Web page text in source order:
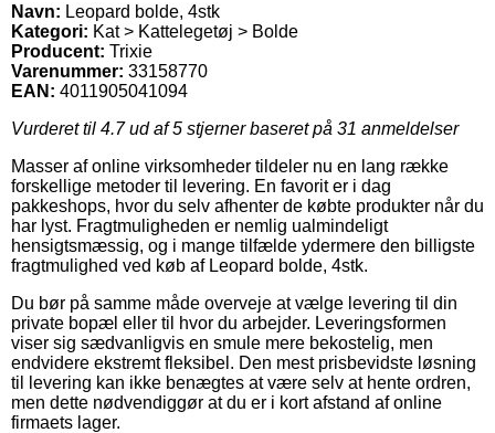
Navn: Leopard bolde, 4stk
Kategori: Kat > Kattelegetøj > Bolde
Producent: Trixie
Varenummer: 33158770
EAN: 4011905041094
Vurderet til 4.7ud af 5 stjerner baseret på 31 anmeldelser
Masser af online virksomheder tildeler nu en lang række
forskellige metoder til levering. En favorit er i dag
pakkeshops, hvor du selv afhenter de købte produkter når du
har lyst. Fragtmuligheden er nemlig ualmindeligt
hensigtsmæssig, og i mange tilfælde ydermere den billigste
fragtmulighed ved køb af Leopard bolde, 4stk.
Du bør på samme måde overveje at vælge levering til din
private bopæl eller til hvor du arbejder. Leveringsformen
viser sig sædvanligvis en smule mere bekostelig, men
endvidere ekstremt fleksibel. Den mest prisbevidste løsning
til levering kan ikke benægtes at være selv at hente ordren,
men dette nødvendiggør at du er i kort afstand af online
firmaets lager.